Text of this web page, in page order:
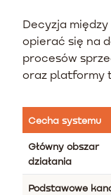
Decyzja
opierać się na
procesów
oraz platformy
Cecha systemu
Główny obszar
działania
Podstawowe